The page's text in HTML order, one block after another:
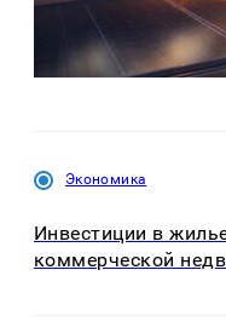
Экономика
Инвестиции в
коммерческой